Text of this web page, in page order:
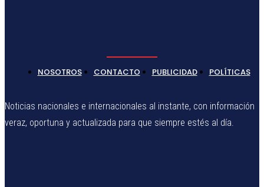
NOSOTROS CONTACTO PUBLICIDAD POLÍTICAS
Noticias nacionales e internacionales al instante, con información
veraz, oportuna y actualizada para que siempre estés al día.